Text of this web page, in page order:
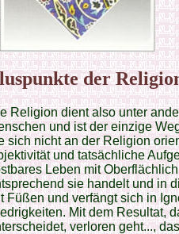
der
Religion dient also unter
und ist der einzige
sich nicht an der Religion
und tatsächliche
Leben mit
sie handelt und in
Füßen und verfängt sich in
Mit dem Resultat,
verloren geht...,